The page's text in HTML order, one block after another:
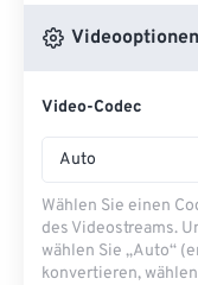
Videooptionen
Video-Codec
Auto
Wählen Sie einen
des Videostreams.
wählen Sie „Auto“
konvertieren,